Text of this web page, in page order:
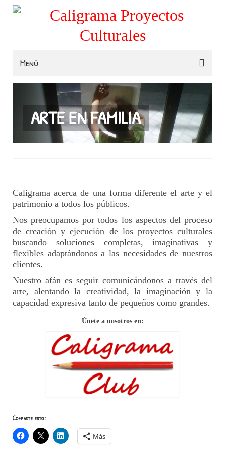
Menú
Familias
Colegios
Museos e Instituciones
ARTE EN FAMILIA
Caligrama acerca de una forma diferente el arte y el
patrimonio a todos los públicos.
Nos preocupamos por todos los aspectos del proceso
de creación y ejecución de los proyectos culturales
buscando soluciones completas, imaginativas y
flexibles adaptándonos a las necesidades de nuestros
clientes.
Nuestro afán es seguir comunicándonos a través del
arte, alentando la creatividad, la imaginación y la
capacidad expresiva tanto de pequeños como grandes.
Únete a nosotros en:
Comparte esto:
Más